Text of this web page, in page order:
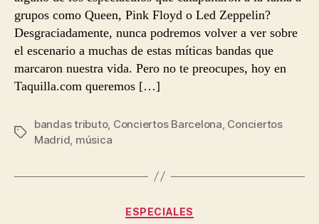
grupos como Queen, Pink Floyd o Led Zeppelin?
Desgraciadamente, nunca podremos volver a ver sobre
el escenario a muchas de estas míticas bandas que
marcaron nuestra vida. Pero no te preocupes, hoy en
Taquilla.com queremos […]
Etiquetas
bandas tributo, Conciertos Barcelona Conciertos
Madrid música
Categorías
ESPECIALES